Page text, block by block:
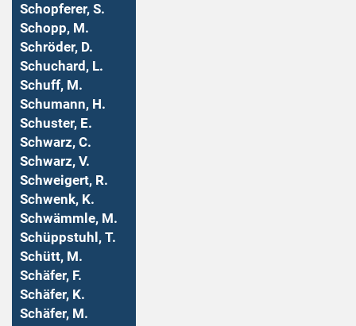
Schopferer, S.
Schopp, M.
Schröder, D.
Schuchard, L.
Schuff, M.
Schumann, H.
Schuster, E.
Schwarz, C.
Schwarz, V.
Schweigert, R.
Schwenk, K.
Schwämmle, M.
Schüppstuhl, T.
Schütt, M.
Schäfer, F.
Schäfer, K.
Schäfer, M.